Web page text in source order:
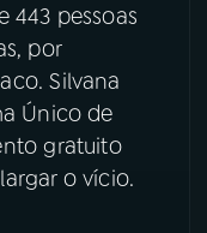
443 pessoas
por
Silvana
Único de
gratuito
o vício.